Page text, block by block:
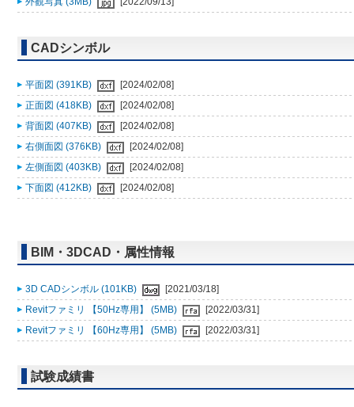
CADシンボル
平面図 (391KB)
[2024/02/08]
正面図 (418KB)
[2024/02/08]
背面図 (407KB)
[2024/02/08]
右側面図 (376KB)
[2024/02/08]
左側面図 (403KB)
[2024/02/08]
下面図 (412KB)
[2024/02/08]
BIM・3DCAD・属性情報
3D CADシンボル (101KB)
[2021/03/18]
Revitファミリ 【50Hz専用】 (5MB)
[2022/03/31]
Revitファミリ 【60Hz専用】 (5MB)
[2022/03/31]
試験成績書